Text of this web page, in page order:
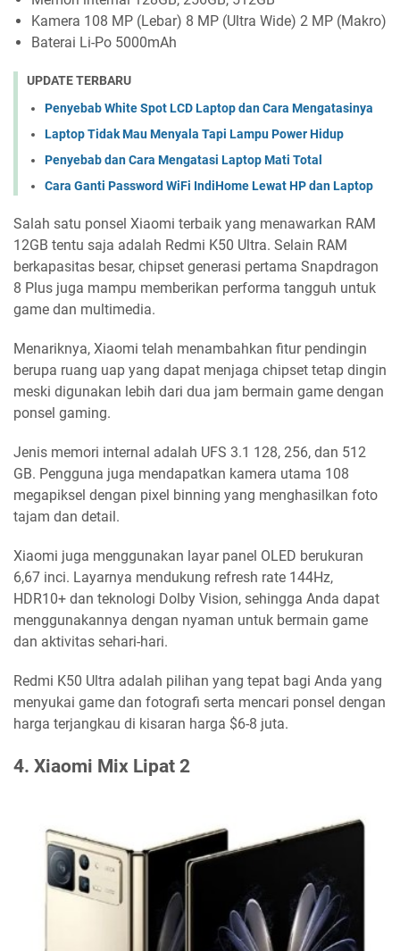
Kamera 108 MP (Lebar) 8 MP (Ultra Wide) 2 MP (Makro)
Baterai Li-Po 5000mAh
UPDATE TERBARU
Penyebab White Spot LCD Laptop dan Cara Mengatasinya
Laptop Tidak Mau Menyala Tapi Lampu Power Hidup
Penyebab dan Cara Mengatasi Laptop Mati Total
Cara Ganti Password WiFi IndiHome Lewat HP dan Laptop
Salah satu ponsel Xiaomi terbaik yang menawarkan RAM
12GB tentu saja adalah Redmi K50 Ultra. Selain RAM
berkapasitas besar, chipset generasi pertama Snapdragon
8 Plus juga mampu memberikan performa tangguh untuk
game dan multimedia.
Menariknya, Xiaomi telah menambahkan fitur pendingin
berupa ruang uap yang dapat menjaga chipset tetap dingin
meski digunakan lebih dari dua jam bermain game dengan
ponsel gaming.
Jenis memori internal adalah UFS 3.1 128, 256, dan 512
GB. Pengguna juga mendapatkan kamera utama 108
megapiksel dengan pixel binning yang menghasilkan foto
tajam dan detail.
Xiaomi juga menggunakan layar panel OLED berukuran
6,67 inci. Layarnya mendukung refresh rate 144Hz,
HDR10+ dan teknologi Dolby Vision, sehingga Anda dapat
menggunakannya dengan nyaman untuk bermain game
dan aktivitas sehari-hari.
Redmi K50 Ultra adalah pilihan yang tepat bagi Anda yang
menyukai game dan fotografi serta mencari ponsel dengan
harga terjangkau di kisaran harga $6-8 juta.
4. Xiaomi Mix Lipat 2